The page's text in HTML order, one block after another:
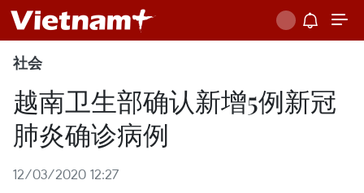
社会
越南卫生部确认新增5例新冠
肺炎确诊病例
12/03/2020 12:27